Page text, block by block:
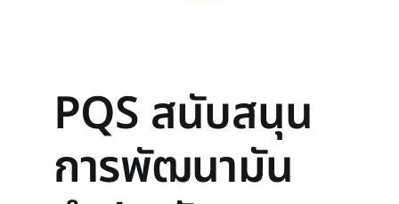
PQS สนับสนุน
การพัฒนามัน